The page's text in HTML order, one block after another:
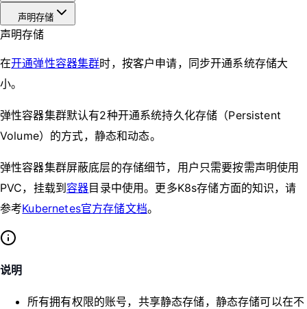
声明存储
声明存储
在开通弹性容器集群时，按客户申请，同步开通系统存储大
小。
弹性容器集群默认有2种开通系统持久化存储（Persistent
Volume）的方式，静态和动态。
弹性容器集群屏蔽底层的存储细节，用户只需要按需声明使用
PVC，挂载到容器目录中使用。更多K8s存储方面的知识，请
参考Kubernetes官方存储文档。
说明
所有拥有权限的账号，共享静态存储，静态存储可以在不